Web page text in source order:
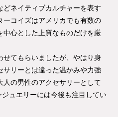
ネイティブカルチャーを表す
ーコイズはアメリカでも有数の
中心とした上質なものだけを厳
せてもらいましたが、やはり身
リーとは違った温かみや力強
の男性のアクセサリーとして
ュエリーには今後も注目してい